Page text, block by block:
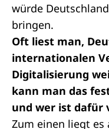
würde
bringen.
Oft liest man,
internationalen
Digitalisierung
kann man das
und wer ist dafür
Zum einen liegt es